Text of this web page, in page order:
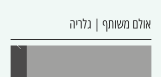
אולם משותף | גלריה